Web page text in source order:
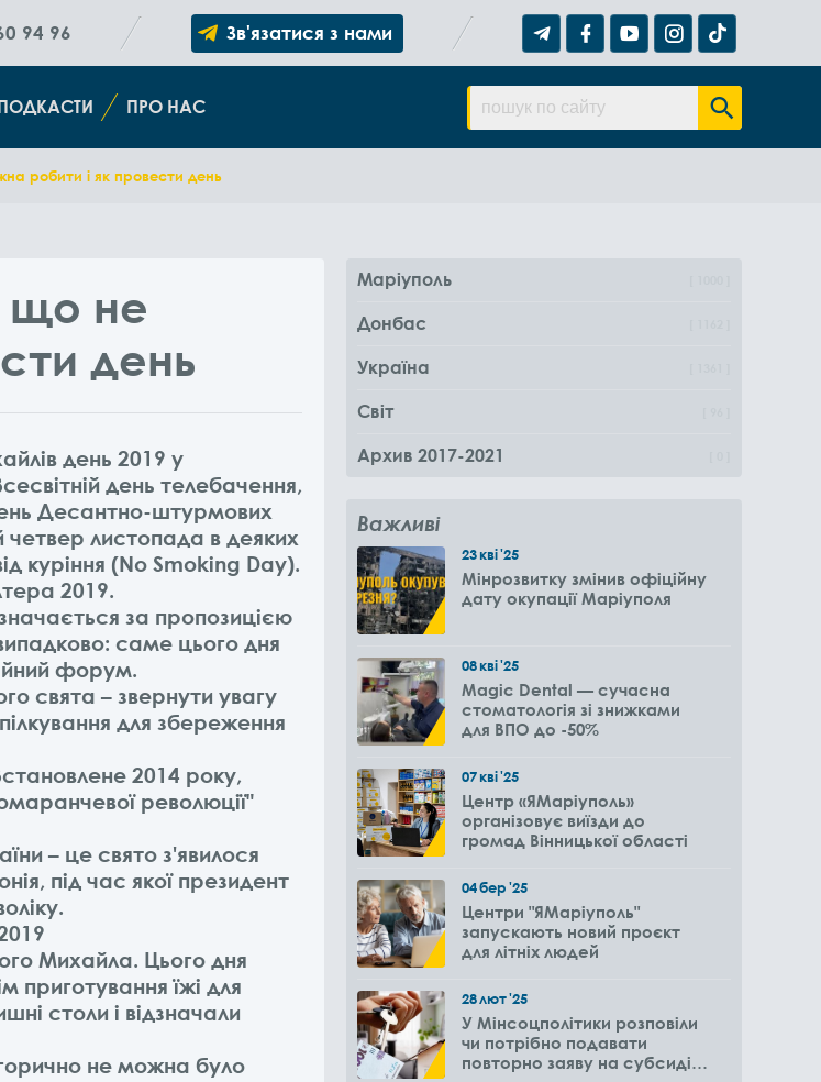
94 96 Зв'язатися з нами
ПРО НАС
робити і як провести день
що не
день
день 2019 у
день телебачення,
Десантно-штурмових
четвер листопада в деяких
куріння (No Smoking Day).
2019.
за пропозицією
саме цього дня
форум.
свята – звернути увагу
для збереження
2014 року,
революції"
– це свято з'явилося
під час якої президент
Михайла. Цього дня
приготування їжі для
столи і відзначали
не можна було
Маріуполь
Донбас
Україна
Світ
Архив 2017-2021
Важливі
23кві'25
Мінрозвитку змінив офіційну
дату окупації Маріуполя
08кві'25
Magic Dental — сучасна
стоматологія зі знижками
для ВПО до -50%
07кві'25
Центр «ЯМаріуполь»
організовує виїзди до
громад Вінницької області
04бер'25
Центри "ЯМаріуполь"
запускають новий проєкт
для літніх людей
28лют'25
У Мінсоцполітики розповіли
чи потрібно подавати
повторно заяву на субсидію